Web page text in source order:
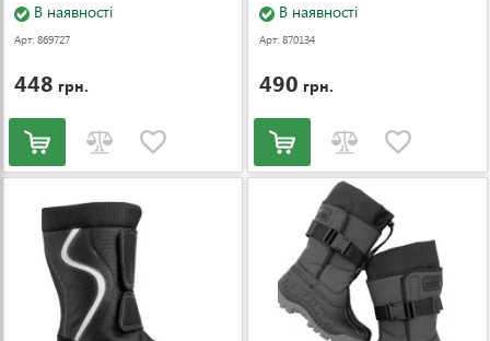
В наявності
Арт: 869727
448 грн.
В наявності
Арт: 870134
490 грн.